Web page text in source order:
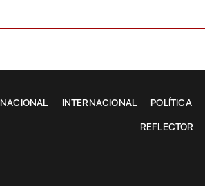
NACIONAL INTERNACIONAL POLÍTICA
REFLECTOR